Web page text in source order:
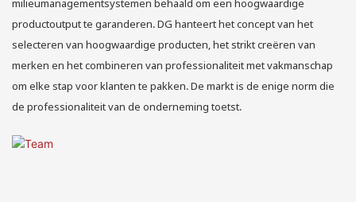
milieumanagementsystemen behaald om een ​​hoogwaardige
productoutput te garanderen. DG hanteert het concept van het
selecteren van hoogwaardige producten, het strikt creëren van
merken en het combineren van professionaliteit met vakmanschap
om elke stap voor klanten te pakken. De markt is de enige norm die
de professionaliteit van de onderneming toetst.